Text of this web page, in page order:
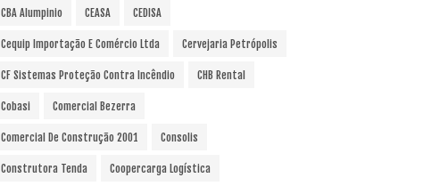
CBA Alumpinio CEASA CEDISA
Cequip Importação E Comércio Ltda Cervejaria Petrópolis
CF Sistemas Proteção Contra Incêndio CHB Rental
Cobasi Comercial Bezerra
Comercial De Construção 2001 Consolis
Construtora Tenda Coopercarga Logística